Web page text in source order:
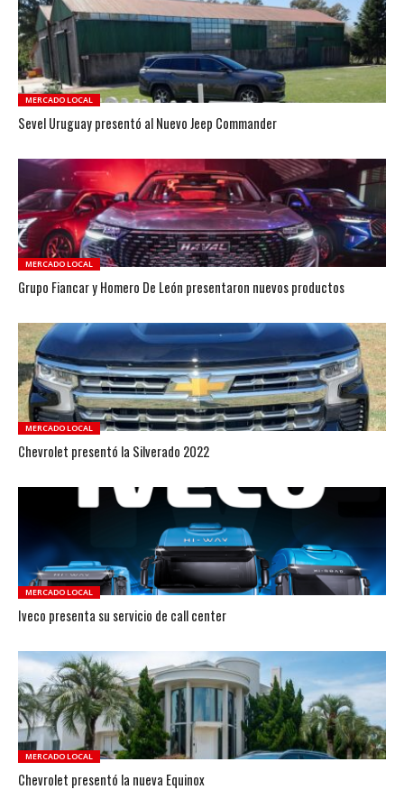
MERCADO LOCAL
Sevel Uruguay presentó al Nuevo Jeep Commander
MERCADO LOCAL
Grupo Fiancar y Homero De León presentaron nuevos productos
MERCADO LOCAL
Chevrolet presentó la Silverado 2022
MERCADO LOCAL
Iveco presenta su servicio de call center
MERCADO LOCAL
Chevrolet presentó la nueva Equinox